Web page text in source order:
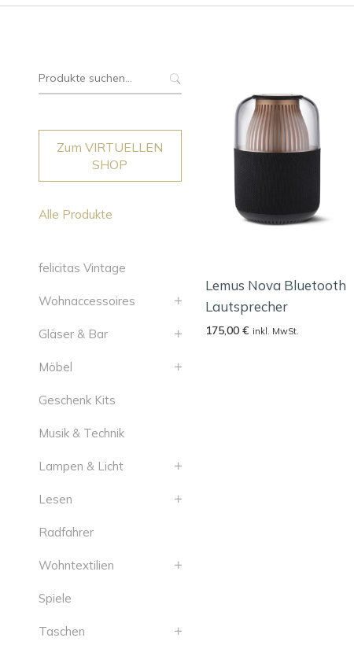
Lemus Nova Bluetooth
Lautsprecher
175,00€ inkl. MwSt.
Suche
Zum VIRTUELLEN
SHOP
Alle Produkte
felicitas Vintage
Wohnaccessoires
Gläser & Bar
Möbel
Geschenk Kits
Musik & Technik
Lampen & Licht
Lesen
Radfahrer
Wohntextilien
Spiele
Taschen